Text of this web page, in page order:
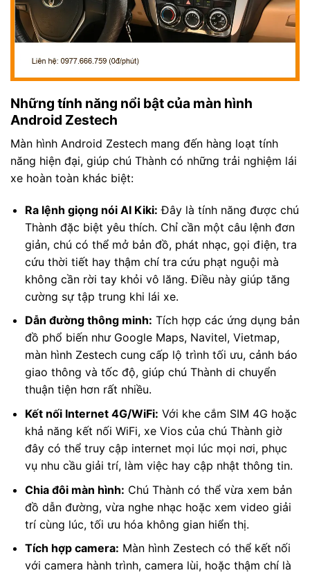
Những tính năng nổi bật của màn hình
Android Zestech
Màn hình Android Zestech mang đến hàng loạt tính
năng hiện đại, giúp chú Thành có những trải nghiệm lái
xe hoàn toàn khác biệt:
Ra lệnh giọng nói AI Kiki: Đây là tính năng được chú
Thành đặc biệt yêu thích. Chỉ cần một câu lệnh đơn
giản, chú có thể mở bản đồ, phát nhạc, gọi điện, tra
cứu thời tiết hay thậm chí tra cứu phạt nguội mà
không cần rời tay khỏi vô lăng. Điều này giúp tăng
cường sự tập trung khi lái xe.
Dẫn đường thông minh: Tích hợp các ứng dụng bản
đồ phổ biến như Google Maps, Navitel, Vietmap,
màn hình Zestech cung cấp lộ trình tối ưu, cảnh báo
giao thông và tốc độ, giúp chú Thành di chuyển
thuận tiện hơn rất nhiều.
Kết nối Internet 4G/WiFi: Với khe cắm SIM 4G hoặc
khả năng kết nối WiFi, xe Vios của chú Thành giờ
đây có thể truy cập internet mọi lúc mọi nơi, phục
vụ nhu cầu giải trí, làm việc hay cập nhật thông tin.
Chia đôi màn hình: Chú Thành có thể vừa xem bản
đồ dẫn đường, vừa nghe nhạc hoặc xem video giải
trí cùng lúc, tối ưu hóa không gian hiển thị.
Tích hợp camera: Màn hình Zestech có thể kết nối
với camera hành trình, camera lùi, hoặc thậm chí là